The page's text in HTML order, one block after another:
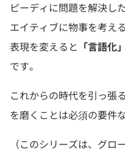
ピーディに問題を解決し
エイティブに物事を考え
表現を変えると 「言語化
です。
これからの時代を引っ張
を磨くことは必須の要件
（このシリーズは、グ